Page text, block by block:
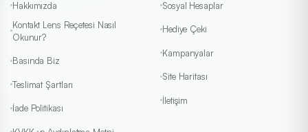
Johnson & Johnson (Acuvue)
OASYS, Transitions, Multifocal ve günlük seriler.
Hakkımızda
Kontakt Lens Reçetesi Nasıl
Okunur?
Basında Biz
Teslimat Şartları
İade Politikası
Sosyal Hesaplar
Hediye Çeki
Kampanyalar
Site Haritası
İletişim